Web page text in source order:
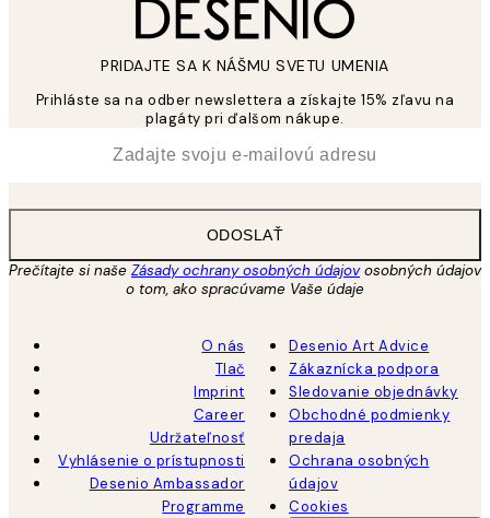
PRIDAJTE SA K NÁŠMU SVETU UMENIA
Prihláste sa na odber newslettera a získajte 15% zľavu na
plagáty pri ďalšom nákupe.
ODOSLAŤ
Prečítajte si naše Zásady ochrany osobných údajovosobných údajov
o tom, ako spracúvame Vaše údaje
O nás
Tlač
Imprint
Career
Udržateľnosť
Vyhlásenie o prístupnosti
Desenio Ambassador
Programme
Desenio Art Advice
Zákaznícka podpora
Sledovanie objednávky
Obchodné podmienky
predaja
Ochrana osobných
údajov
Cookies